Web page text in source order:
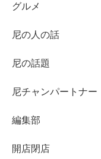
グルメ
尼の人の話
尼の話題
尼チャンパートナー
編集部
開店閉店